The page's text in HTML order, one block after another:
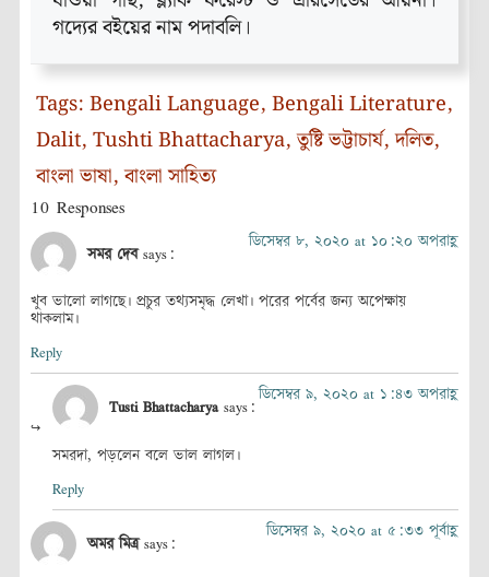
গদ্যের বইয়ের নাম পদাবলি।
Tags: Bengali Language, Bengali Literature,
Dalit, Tushti Bhattacharya,তুষ্টি ভট্টাচার্য,দলিত,
বাংলা ভাষা,বাংলা সাহিত্য
10 Responses
সমর দেব says:
ডিসেম্বর ৮, ২০২০ at ১০:২০ অপরাহ্ণ
খুব ভালো লাগছে। প্রচুর তথ্যসমৃদ্ধ লেখা। পরের পর্বের জন্য অপেক্ষায়
থাকলাম।
Reply
Tusti Bhattacharya says:
ডিসেম্বর ৯, ২০২০ at ১:৪৩ অপরাহ্ণ
সমরদা, পড়লেন বলে ভাল লাগল।
Reply
অমর মিত্র says:
ডিসেম্বর ৯, ২০২০ at ৫:৩৩ পূর্বাহ্ণ